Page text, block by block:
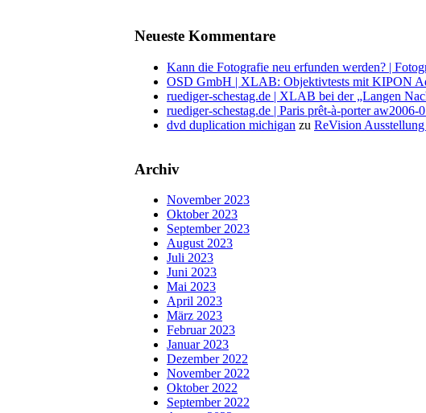
Neueste Kommentare
Kann die Fotografie neu erfunden werden? |
OSD GmbH | XLAB: Objektivtests mit KIPON
ruediger-schestag.de | XLAB bei der „Langen
ruediger-schestag.de | Paris prêt-à-porter aw2006-
dvd duplication michigan zu ReVision
Archiv
November 2023
Oktober 2023
September 2023
August 2023
Juli 2023
Juni 2023
Mai 2023
April 2023
März 2023
Februar 2023
Januar 2023
Dezember 2022
November 2022
Oktober 2022
September 2022